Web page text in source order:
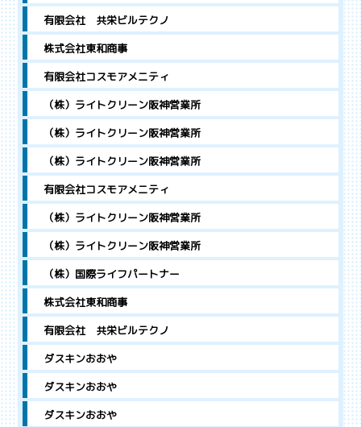
有限会社 共栄ビルテクノ
株式会社東和商事
有限会社コスモアメニティ
（株）ライトクリーン阪神営業所
（株）ライトクリーン阪神営業所
（株）ライトクリーン阪神営業所
有限会社コスモアメニティ
（株）ライトクリーン阪神営業所
（株）ライトクリーン阪神営業所
（株）国際ライフパートナー
株式会社東和商事
有限会社 共栄ビルテクノ
ダスキンおおや
ダスキンおおや
ダスキンおおや